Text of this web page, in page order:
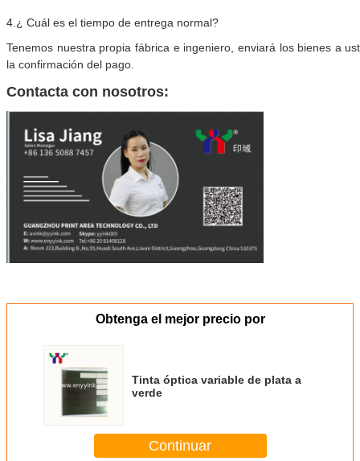
4. ¿ Cuál es el tiempo de entrega normal?
Tenemos nuestra propia fábrica e ingeniero, enviará los bienes a
la confirmación del pago.
Contacta con nosotros:
Obtenga el mejor precio por
Tinta óptica variable de plata a
verde
Continuar